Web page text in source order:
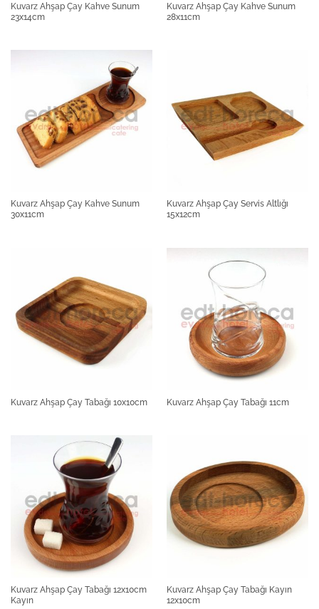
Kuvarz Ahşap Çay Kahve Sunum
23x14cm
Kuvarz Ahşap Çay Kahve Sunum
28x11cm
Kuvarz Ahşap Çay Kahve Sunum
30x11cm
Kuvarz Ahşap Çay Servis Altlığı
15x12cm
Kuvarz Ahşap Çay Tabağı 10x10cm Kuvarz Ahşap Çay Tabağı 11cm
Kuvarz Ahşap Çay Tabağı 12x10cm
Kayın
Kuvarz Ahşap Çay Tabağı Kayın
12x10cm